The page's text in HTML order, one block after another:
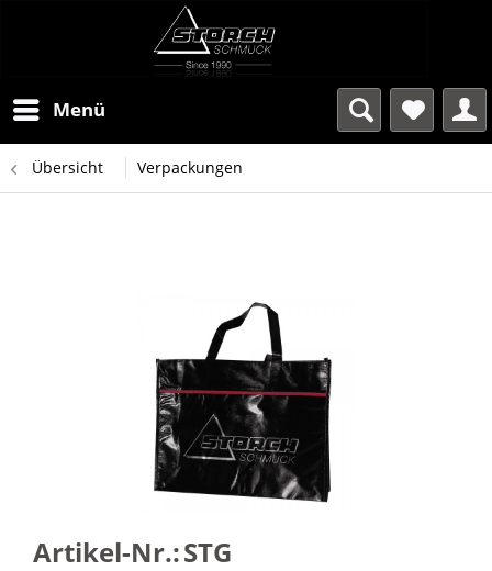
Menü
Übersicht Verpackungen
Artikel-Nr.:STG